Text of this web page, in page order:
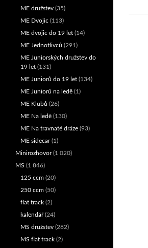
ME družstev (35)
ME Dvojic (113)
ME dvojic do 19 let (14)
ME Jednotlivců (291)
ME Juniorských družstev do
19 let (131)
ME Juniorů do 19 let (134)
ME Juniorů na ledě (1)
ME Klubů (26)
ME Na ledě (130)
ME Na travnaté dráze (93)
ME sidecar(1)
Minirozhovor(1 020)
MS (1 846)
125 ccm (20)
250 ccm (50)
flat track (2)
kalendář(24)
MS družstev (282)
MS flat track (2)